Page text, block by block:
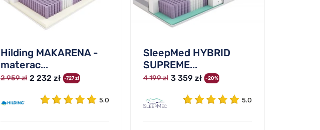
Hilding MAKARENA -
materac...
2 959 zł 2 232 zł -727 zł
5.0
SleepMed HYBRID
SUPREME...
4 199 zł 3 359 zł -20%
5.0